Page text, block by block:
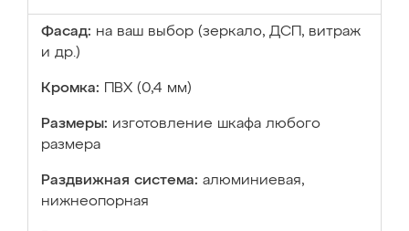
Фасад: на ваш выбор (зеркало, ДСП, витраж
и др.)
Кромка: ПВХ (0,4 мм)
Размеры: изготовление шкафа любого
размера
Раздвижная система: алюминиевая,
нижнеопорная